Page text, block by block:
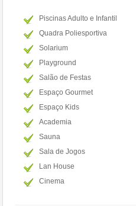
Piscinas Adulto e Infantil
Quadra Poliesportiva
Solarium
Playground
Salão de Festas
Espaço Gourmet
Espaço Kids
Academia
Sauna
Sala de Jogos
Lan House
Cinema